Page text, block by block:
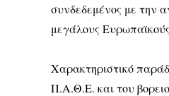
συνδεδεμένος με την
μεγάλους
Χαρακτηριστικό
Π.Α.Θ.Ε. και του